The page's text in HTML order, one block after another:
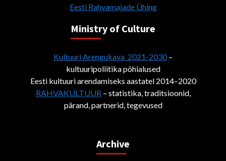
Eesti Rahvamajade Ühing
Ministry of Culture
Kultuuri Arengukava 2021-2030–
kultuuripoliitika põhialused
Eesti kultuuri arendamiseks aastatel 2014–2020
RAHVAKULTUUR – statistika, traditsioonid,
pärand, partnerid, tegevused
Archive